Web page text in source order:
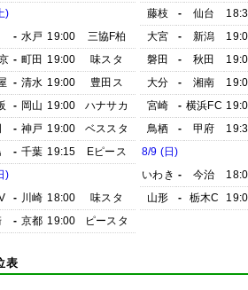
)
- 水戸 19:00
三協F柏
- 町田 19:00
味スタ
- 清水 19:00
豊田ス
- 岡山 19:00
ハナサカ
- 神戸 19:00
ベススタ
- 千葉 19:15
Eピース
)
- 川崎 18:00
味スタ
- 京都 19:00 ピースタ
藤枝
- 仙台
大宮
- 新潟
磐田
- 秋田
大分
- 湘南
宮崎
- 横浜FC
鳥栖
- 甲府
8/9 (日)
いわき - 今治
山形
- 栃木C
表